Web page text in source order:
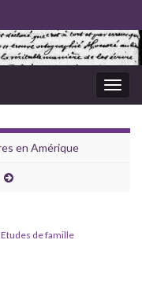
en Amérique
Etudes de famille